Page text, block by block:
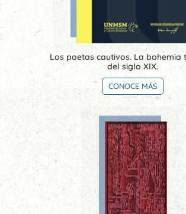
Los poetas cautivos. La bohemia
del siglo XIX.
CONOCE MÁS